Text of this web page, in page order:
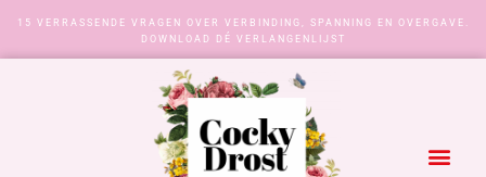
15 VERRASSENDE VRAGEN OVER VERBINDING, SPANNING EN OVERGAVE.
DOWNLOAD DÉ VERLANGENLIJST